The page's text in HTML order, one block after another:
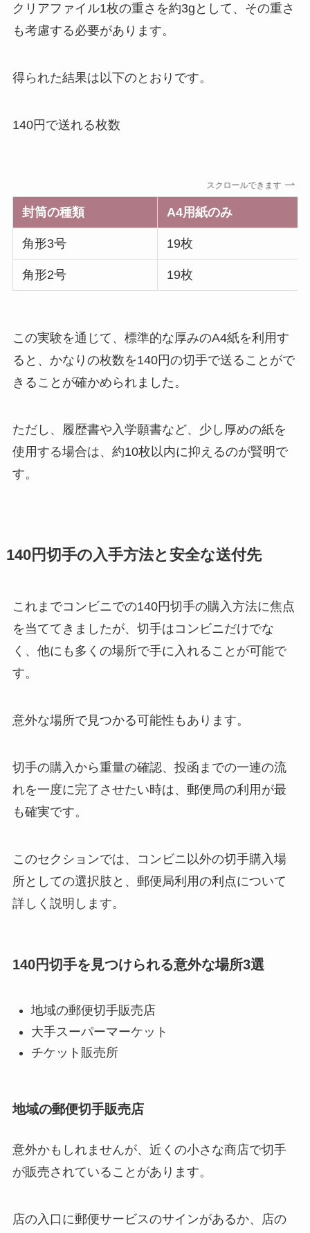
クリアファイル1枚の重さを約3gとして、その重さ
も考慮する必要があります。
得られた結果は以下のとおりです。
140円で送れる枚数
スクロールできます
封筒の種類 A4用紙のみ
角形3号 19枚
角形2号 19枚
この実験を通じて、標準的な厚みのA4紙を利用す
ると、かなりの枚数を140円の切手で送ることがで
きることが確かめられました。
ただし、履歴書や入学願書など、少し厚めの紙を
使用する場合は、約10枚以内に抑えるのが賢明で
す。
140円切手の入手方法と安全な送付先
これまでコンビニでの140円切手の購入方法に焦点
を当ててきましたが、切手はコンビニだけでな
く、他にも多くの場所で手に入れることが可能で
す。
意外な場所で見つかる可能性もあります。
切手の購入から重量の確認、投函までの一連の流
れを一度に完了させたい時は、郵便局の利用が最
も確実です。
このセクションでは、コンビニ以外の切手購入場
所としての選択肢と、郵便局利用の利点について
詳しく説明します。
140円切手を見つけられる意外な場所3選
地域の郵便切手販売店
大手スーパーマーケット
チケット販売所
地域の郵便切手販売店
意外かもしれませんが、近くの小さな商店で切手
が販売されていることがあります。
店の入口に郵便サービスのサインがあるか、店の